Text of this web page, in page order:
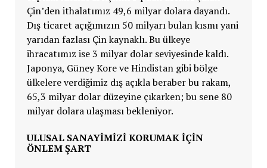
Çin’den ithalatımız 49,6 milyar dolara dayandı.
Dış ticaret açığımızın 50 milyarı bulan kısmı yani
yarıdan fazlası Çin kaynaklı. Bu ülkeye
ihracatımız ise 3 milyar dolar seviyesinde kaldı.
Japonya, Güney Kore ve Hindistan gibi bölge
ülkelere verdiğimiz dış açıkla beraber bu rakam,
65,3 milyar dolar düzeyine çıkarken; bu sene 80
milyar dolara ulaşması bekleniyor.
ULUSAL SANAYİMİZİ KORUMAK İÇİN
ÖNLEM ŞART